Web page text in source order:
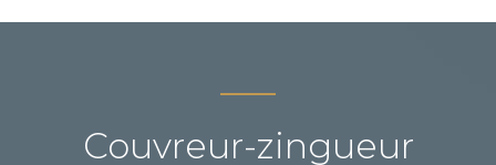
Couvreur-zingueur